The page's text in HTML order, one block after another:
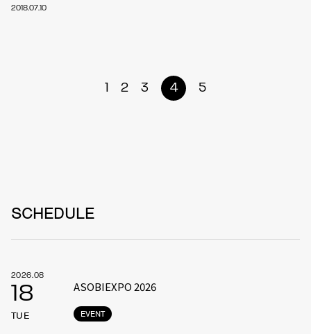
2018.07.10
1 2 3 4 5
SCHEDULE
2026.08
18
TUE EVENT
ASOBIEXPO 2026